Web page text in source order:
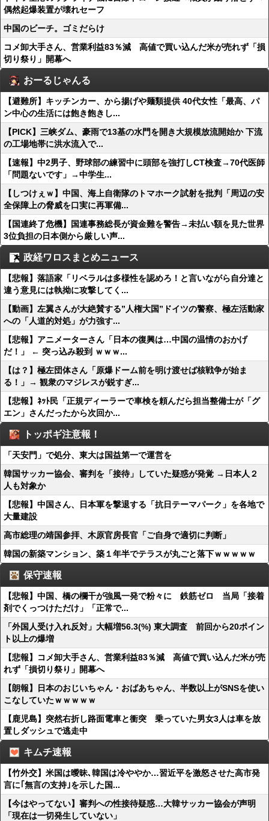
偶然起爆装置が壊れセーフ
中国のビーチ。ゴミだらけ
コメ卸大手さん、営業利益83％減 高値で買い込んだ米が売れず「損
切り祭り」開幕へ
おーるじゃんる
【避難所】キッチンカー、から揚げや麺類提供 40代女性「最高、パ
ン中心の生活には飽き飽きし...
【PICK】三峡ダム、豪雨で13基の水門を開き大規模放流開始か 下流
の工場地帯に洪水流入で...
【速報】中2男子、野球部の練習中に頭部を強打しCT検査→70代医師
「問題ないです」→中学生...
【しつけぇｗ】中国、海上自衛隊のトマホーク試射を批判「周辺の安
全保障上の脅威を口実に再軍備...
【国連終了危機】国連事務総長が資金難を警告→未払い額を見た世界
3位負担の日本側から厳しい声...
政経ワロスまとめニュース
【悲報】落語家「リベラルは多様性を認めろ！と言いながら自分達と
違う意見には執拗に攻撃してく...
【動画】左翼さんが大絶賛する”人権大国”ドイツの警察、極左活動家
への「人道的対処」が力強す...
【悲報】アニメーターさん「日本の復興は…中国の温情のおかげ
だ！」 ← 突っ込み殺到 ｗｗｗ...
【は？】極左団体さん「原爆ドーム前を明け渡せば核戦争が始ま
る！」→ 観衆のマジレスが鋭すぎ...
【悲報】ﾈｯﾄ民「正規ディーラーで車検を頼んだら担当整備士が「グ
エン」さんだったから次回か...
トッポギ注意報！
「天安門」で処分、東大は国益第一で運営を
韓国サッカー協会、審判を「接待」していた疑惑が発覚 →日本人２
人も対象か
【悲報】中国さん、日本軍を撃退する「抗日テーマパーク」を各地で
大量建設
高市総理の靖国参拝、木原官房長官「ご自身で適切に判断」
韓国の新築マンション、築１年半でテラスが丸ごと落下ｗｗｗｗｗ
保守速報
【悲報】中国、橋の欄干が強風一発で粉々に 鉄筋ゼロ 当局「接着
剤でくっつけただけ」「正常で...
「外国人受け入れ反対」大幅増56.3(%) 東大調査 前回から20ポイン
ト以上の爆増
【悲報】コメ卸大手さん、営業利益83％減 高値で買い込んだ米が売
れず「損切り祭り」開幕へ
【朗報】日本のおじいちゃん・おばあちゃん、半数以上がSNSを使い
こなしていたｗｗｗｗｗ
【鹿児島】突然右折し路面電車と衝突 乗っていた男女3人は車を放
置しダッシュで逃走中
キムチ速報
【竹外交】米国は曖昧､韓国は冷ややか…習近平を激怒させた高市発
言に｢無言の支持｣を示した国...
【今はやってない】審判への性接待疑惑…大韓サッカー協会が声明
「現在は一切発生していない」